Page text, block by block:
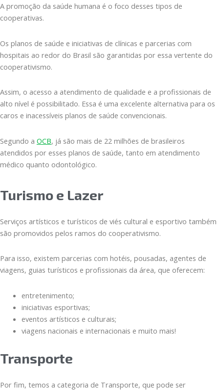
A promoção da saúde humana é o foco desses tipos de
cooperativas.
Os planos de saúde e iniciativas de clínicas e parcerias com
hospitais ao redor do Brasil são garantidas por essa vertente do
cooperativismo.
Assim, o acesso a atendimento de qualidade e a profissionais de
alto nível é possibilitado. Essa é uma excelente alternativa para os
caros e inacessíveis planos de saúde convencionais.
Segundo a OCB, já são mais de 22 milhões de brasileiros
atendidos por esses planos de saúde, tanto em atendimento
médico quanto odontológico.
Turismo e Lazer
Serviços artísticos e turísticos de viés cultural e esportivo também
são promovidos pelos ramos do cooperativismo.
Para isso, existem parcerias com hotéis, pousadas, agentes de
viagens, guias turísticos e profissionais da área, que oferecem:
entretenimento;
iniciativas esportivas;
eventos artísticos e culturais;
viagens nacionais e internacionais e muito mais!
Transporte
Por fim, temos a categoria de Transporte, que pode ser